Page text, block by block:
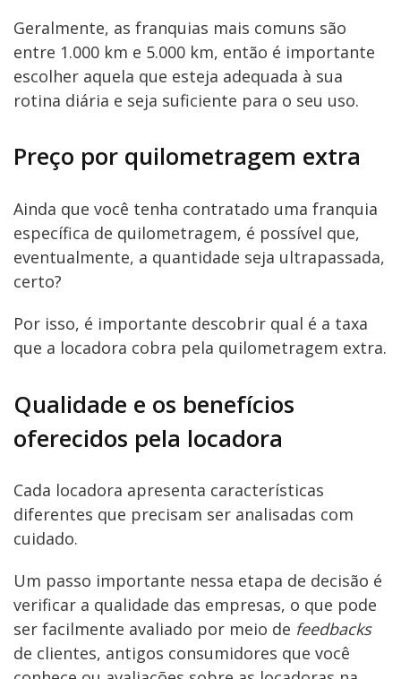
Geralmente, as franquias mais comuns são
entre 1.000 km e 5.000 km, então é importante
escolher aquela que esteja adequada à sua
rotina diária e seja suficiente para o seu uso.
Preço por quilometragem extra
Ainda que você tenha contratado uma franquia
específica de quilometragem, é possível que,
eventualmente, a quantidade seja ultrapassada,
certo?
Por isso, é importante descobrir qual é a taxa
que a locadora cobra pela quilometragem extra.
Qualidade e os benefícios
oferecidos pela locadora
Cada locadora apresenta características
diferentes que precisam ser analisadas com
cuidado.
Um passo importante nessa etapa de decisão é
verificar a qualidade das empresas, o que pode
ser facilmente avaliado por meio de feedbacks
de clientes, antigos consumidores que você